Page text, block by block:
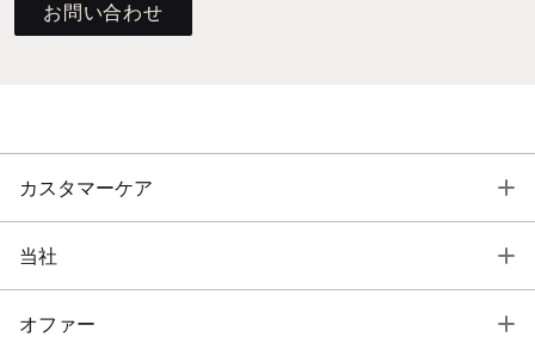
お問い合わせ
カスタマーケア
当社
オファー